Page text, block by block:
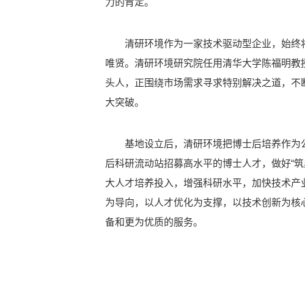
力的肯定。
清研环境作为一家技术驱动型企业，始
唯贤。清研环境研究院任用清华大学陈福明
头人，正围绕市场需求寻求特别解决之道，
大突破。
基地设立后，清研环境把博士后培养作
后科研流动站招募高水平的博士人才，做好“
大人才培养投入，增强科研水平，加快技术
为导向，以人才优化为支撑，以技术创新为
备和更为优质的服务。